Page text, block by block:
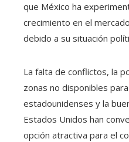
que México ha
crecimiento en el
debido a su situación
La falta de conflictos, la
zonas no disponibles
estadounidenses y la
Estados Unidos han
opción atractiva para el